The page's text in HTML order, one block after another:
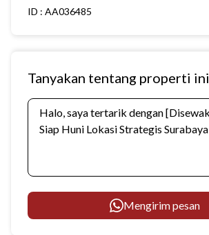
ID : AA036485
Tanyakan tentang properti ini
Mengirim pesan